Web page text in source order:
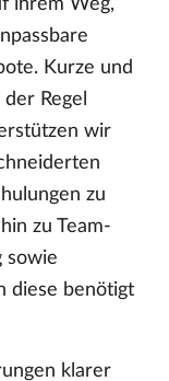
ihrem Weg,
Kurze und
Regel
wir
zu
zu Team-
sowie
diese benötigt
klarer